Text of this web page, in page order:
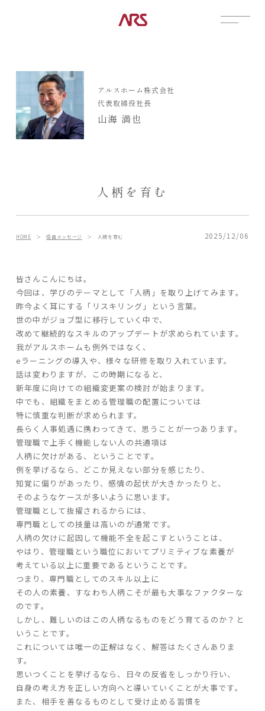
展示場
見学会
資料請求
ARS HOMEとは
- ARS WAY
- 設計コンセプト
- 商品コンセプト
デザイン
- 空間デザイン
- 内観デザイン
- 生活デザイン
- 外構デザイン
性能
- 高断熱性能
- 高耐震性能
- 高耐久性能
- 保証
家づくりの流れ
よくあるご質問
企業情報
採用情報
暮らしの器
POSTS
お知らせ
アルスホーム株式会社
代表取締役社長
山海 満也
人柄を育む
HOME ＞役員メッセージ ＞ 人柄を育む 2025/12/06
皆さんこんにちは。
今回は、学びのテーマとして「人柄」を取り上げてみます。
昨今よく耳にする「リスキリング」という言葉。
世の中がジョブ型に移行していく中で、
改めて継続的なスキルのアップデートが求められています。
我がアルスホームも例外ではなく、
eラーニングの導入や、様々な研修を取り入れています。
話は変わりますが、この時期になると、
新年度に向けての組織変更案の検討が始まります。
中でも、組織をまとめる管理職の配置については
特に慎重な判断が求められます。
長らく人事処遇に携わってきて、思うことが一つあります。
管理職で上手く機能しない人の共通項は
人柄に欠けがある、ということです。
例を挙げるなら、どこか見えない部分を感じたり、
知覚に偏りがあったり、感情の起伏が大きかったりと、
そのようなケースが多いように思います。
管理職として抜擢されるからには、
専門職としての技量は高いのが通常です。
人柄の欠けに起因して機能不全を起こすということは、
やはり、管理職という職位においてプリミティブな素養が
考えている以上に重要であるということです。
つまり、専門職としてのスキル以上に
その人の素養、すなわち人柄こそが最も大事なファクターな
のです。
しかし、難しいのはこの人柄なるものをどう育てるのか？と
いうことです。
これについては唯一の正解はなく、解答はたくさんありま
す。
思いつくことを挙げるなら、日々の反省をしっかり行い、
自身の考え方を正しい方向へと導いていくことが大事です。
また、相手を善なるものとして受け止める習慣を